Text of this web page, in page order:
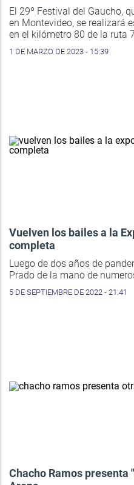
El 29º Festival del Gaucho,
en Montevideo, se realizará
en el kilómetro 80 de la ruta
1 DE MARZO DE 2023 - 15:39
Vuelven los bailes a la
completa
Luego de dos años de
Prado de la mano de
5 DE SEPTIEMBRE DE 2022 - 21:41
Chacho Ramos presenta